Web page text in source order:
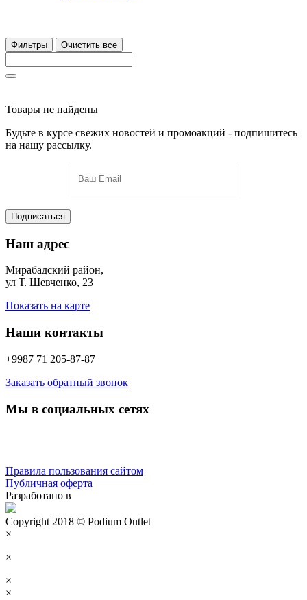
Фильтры Очистить все
Товары не найдены
Будьте в курсе свежих новостей и промоакций - подпишитесь
на нашу рассылку.
Подписаться
Наш адрес
Мирабадский район,
ул Т. Шевченко, 23
Показать на карте
Наши контакты
+9987 71 205-87-87
Заказать обратный звонок
Мы в социальных сетях
Правила пользования сайтом
Публичная оферта
Разработано в
Copyright 2018 © Podium Outlet
×
×
×
×